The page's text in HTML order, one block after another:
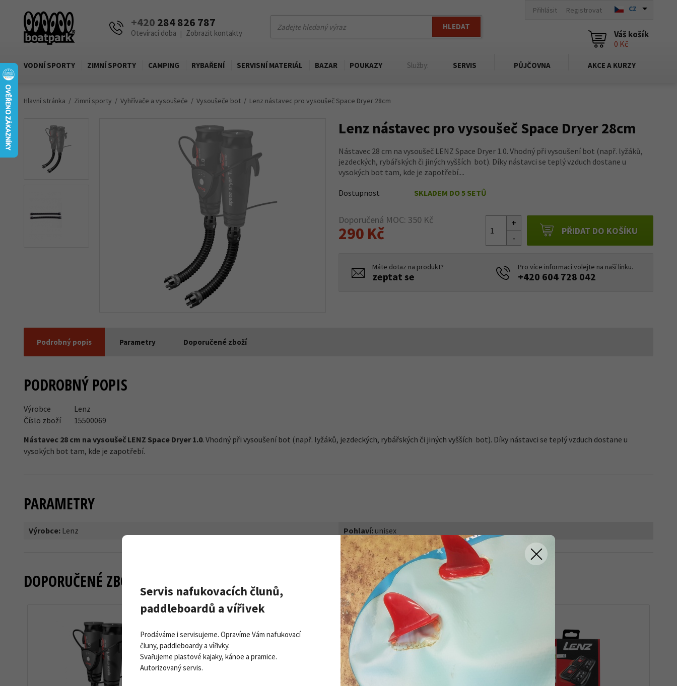
+420 284 826 787
Otevírací doba | Zobrazit kontakty
HLEDAT
Přihlásit Registrovat CZ
Váš košík
0 Kč
VODNÍ SPORTY ZIMNÍ SPORTY CAMPING RYBAŘENÍ SERVISNÍ MATERIÁL BAZAR POUKAZY Služby: SERVIS PŮJČOVNA AKCE A KURZY
Hlavní stránka Zimní sporty Vyhřívače a vysoušeče Vysoušeče bot Lenz nástavec pro vysoušeč Space Dryer 28cm
Lenz nástavec pro vysoušeč Space Dryer 28cm
Nástavec 28 cm na vysoušeč LENZ Space Dryer 1.0. Vhodný při vysoušení bot (např. lyžáků,
jezdeckých, rybářských či jiných vyšších bot). Díky nástavci se teplý vzduch dostane u
vysokých bot tam, kde je zapotřebí....
Dostupnost SKLADEM DO 5 SETŮ
Doporučená MOC: 350 Kč
290 Kč PŘIDAT DO KOŠÍKU
Máte dotaz na produkt?
zeptat se
Pro více informací volejte na naší linku.
+420 604 728 042
Podrobný popis Parametry Doporučené zboží
PODROBNÝ POPIS
Výrobce
Lenz
Číslo zboží
15500069
Nástavec 28 cm na vysoušeč LENZ Space Dryer 1.0. Vhodný při vysoušení bot (např. lyžáků, jezdeckých, rybářských či jiných vyšších bot). Díky nástavci se teplý vzduch dostane u
vysokých bot tam, kde je zapotřebí.
PARAMETRY
Výrobce: Lenz Pohlaví: unisex
DOPORUČENÉ ZBOŽÍ
Servis nafukovacích člunů,
paddleboardů a vířivek
Prodáváme i servisujeme. Opravíme Vám nafukovací
čluny, paddleboardy a vířivky.
Svařujeme plastové kajaky, kánoe a pramice.
Autorizovaný servis.